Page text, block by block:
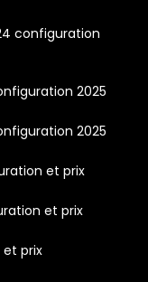
configuration
2025
2025
et prix
et prix
prix